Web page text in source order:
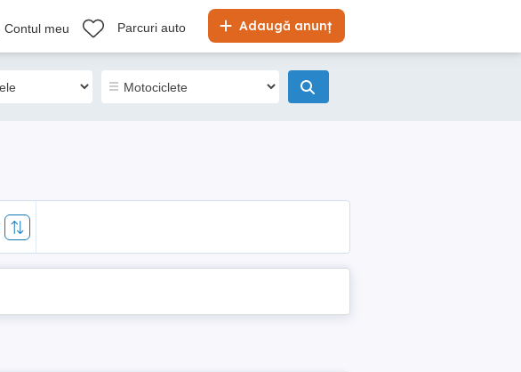
Adaugă anunț
Contul meu Parcuri auto